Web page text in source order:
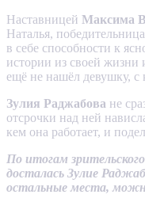
Наставницей Максима
Наталья,
в себе способности к
истории из своей жизни
ещё не нашёл девушку, с
Зулия Раджабова не
отсрочки над ней
кем она работает, и
По итогам
досталась Зулие
остальные места,